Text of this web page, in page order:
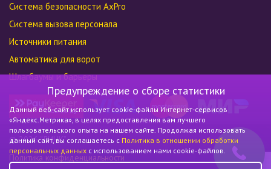
Система безопасности AxPro
Система вызова персонала
Источники питания
Автоматика для ворот
Шлагбаумы и барьеры
© 2026 “ЛИНК”
Политика конфиденциальности
Предупреждение о сборе статистики
Данный веб-сайт использует cookie-файлы Интернет-сервисов
«Яндекс.Метрика», в целях предоставления вам лучшего
пользовательского опыта на нашем сайте. Продолжая использовать
данный сайт, вы соглашаетесь c Политика в отношении обработки
персональных данных с использованием нами cookie-файлов.